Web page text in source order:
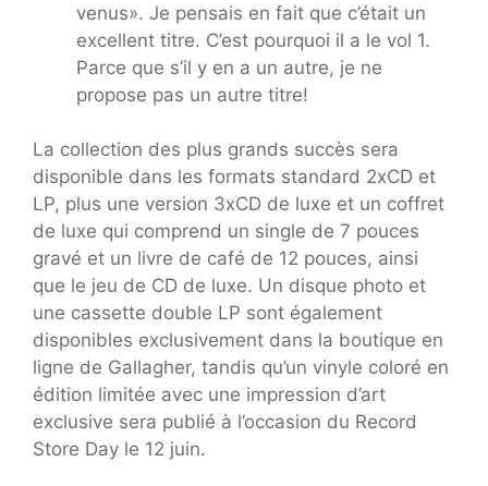
venus». Je pensais en fait que c’était un
excellent titre. C’est pourquoi il a le vol 1.
Parce que s’il y en a un autre, je ne
propose pas un autre titre!
La collection des plus grands succès sera
disponible dans les formats standard 2xCD et
LP, plus une version 3xCD de luxe et un coffret
de luxe qui comprend un single de 7 pouces
gravé et un livre de café de 12 pouces, ainsi
que le jeu de CD de luxe. Un disque photo et
une cassette double LP sont également
disponibles exclusivement dans la boutique en
ligne de Gallagher, tandis qu’un vinyle coloré en
édition limitée avec une impression d’art
exclusive sera publié à l’occasion du Record
Store Day le 12 juin.